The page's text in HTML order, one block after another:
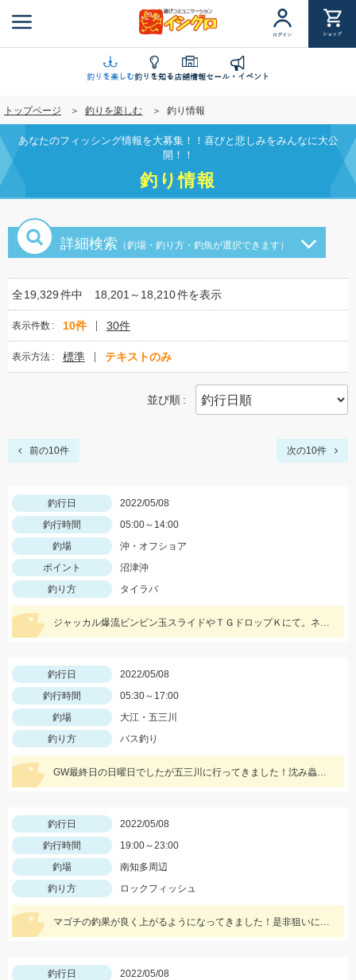
ン
に
移
動
ログイン ショップ
釣りを楽しむ釣りを知る店舗情報セール・イベント
トップページ 釣りを楽しむ 釣り情報
あなたのフィッシング情報を大募集！！喜びと悲しみをみんなに大公
開！！
釣り情報
詳細検索 （釣場・釣り方・釣魚が選択できます）
全19,329件中 18,201～18,210件を表示
表示件数 10件 30件
表示方法 標準 テキストのみ
並び順
前の10件 次の10件
釣行日
2022/05/08
釣行時間
05:00～14:00
釣場
沖・オフショア
ポイント
沼津沖
釣り方
タイラバ
ジャッカル爆流ビンビン玉スライドやＴＧドロップＫにて。ネクタイのカラーは黒やチャートです！
釣行日
2022/05/08
釣行時間
05:30～17:00
釣場
大江・五三川
釣り方
バス釣り
GW最終日の日曜日でしたが五三川に行ってきました！沈み蟲の1.8が高反応でした！沈み蟲1.8のズル引きで釣果を出せてオフセットフックなので根掛かりも少なくてオススメですよ！
釣行日
2022/05/08
釣行時間
19:00～23:00
釣場
南知多周辺
釣り方
ロックフィッシュ
マゴチの釣果が良く上がるようになってきました！是非狙いに行きましょう♪
釣行日
2022/05/08